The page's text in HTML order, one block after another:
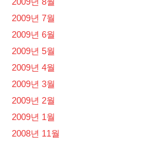
2009년 7월
2009년 6월
2009년 5월
2009년 4월
2009년 3월
2009년 2월
2009년 1월
2008년 11월